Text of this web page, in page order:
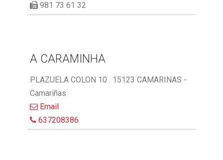
981 73 61 32
A CARAMINHA
PLAZUELA COLON 10 . 15123 CAMARINAS -
Camariñas
Email
637208386